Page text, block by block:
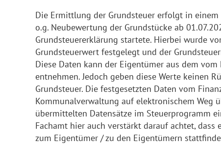
Die Ermittlung der Grundsteuer erfolgt in
o.g. Neubewertung der Grundstücke ab
Grundsteuererklärung startete. Hierbei wurde
Grundsteuerwert festgelegt und der
Diese Daten kann der Eigentümer aus dem
entnehmen. Jedoch geben diese Werte keinen
Grundsteuer. Die festgesetzten Daten vom
Kommunalverwaltung auf elektronischem Weg
übermittelten Datensätze im Steuerprogramm
Fachamt hier auch verstärkt darauf achtet,
zum Eigentümer / zu den Eigentümern